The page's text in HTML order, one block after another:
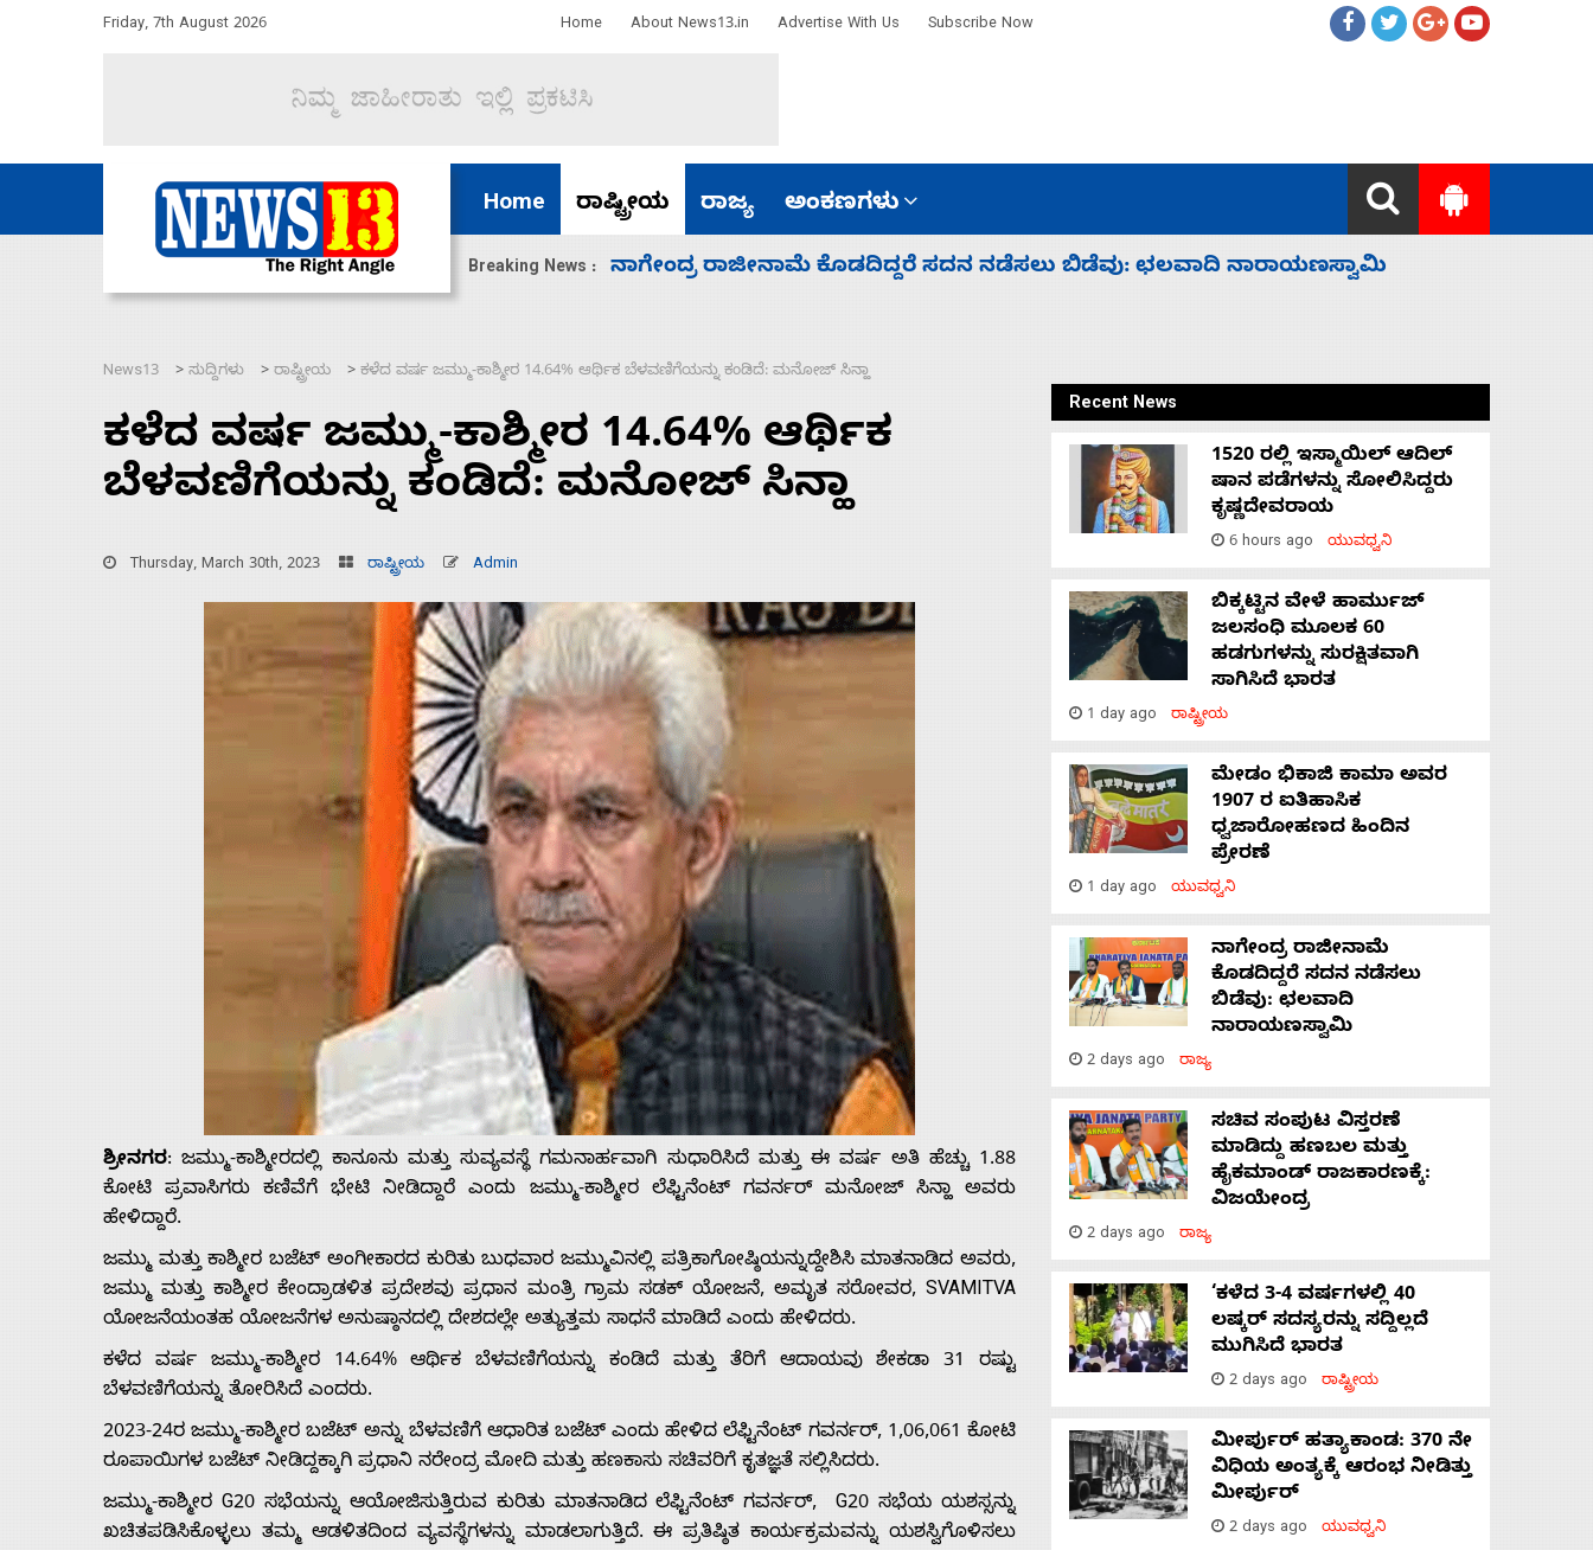
Friday, 7th August 2026 Home About News13.in Advertise With Us Subscribe Now
Home ರಾಷ್ಟ್ರೀಯ ರಾಜ್ಯ ಅಂಕಣಗಳು
Breaking News :
ಸದನ ನಡೆಸಲು ಬಿಡೆವು: ಛಲವಾದಿ ನಾರಾಯಣಸ್ವಾಮಿ ಸಚಿವ ಸಂಪುಟ ವಿಸ್ತರಣೆ ಮಾಡಿದ್ದು ಹಣಬಲ ಮತ್ತು ಹೈಕಮಾಂಡ್ ರಾಜಕಾರಣಕ್ಕೆ: ವಿಜಯೇಂದ್ರ
Advertise
Contact
News13 > ಸುದ್ದಿಗಳು > ರಾಷ್ಟ್ರೀಯ > ಕಳೆದ ವರ್ಷ ಜಮ್ಮು-ಕಾಶ್ಮೀರ 14.64% ಆರ್ಥಿಕ ಬೆಳವಣಿಗೆಯನ್ನು ಕಂಡಿದೆ: ಮನೋಜ್‌ ಸಿನ್ಹಾ
ಕಳೆದ ವರ್ಷ ಜಮ್ಮು-ಕಾಶ್ಮೀರ 14.64% ಆರ್ಥಿಕ
ಬೆಳವಣಿಗೆಯನ್ನು ಕಂಡಿದೆ: ಮನೋಜ್‌ ಸಿನ್ಹಾ
Thursday, March 30th, 2023 ರಾಷ್ಟ್ರೀಯ Admin
ಶ್ರೀನಗರ: ಜಮ್ಮು-ಕಾಶ್ಮೀರದಲ್ಲಿ ಕಾನೂನು ಮತ್ತು ಸುವ್ಯವಸ್ಥೆ ಗಮನಾರ್ಹವಾಗಿ ಸುಧಾರಿಸಿದೆ ಮತ್ತು ಈ ವರ್ಷ ಅತಿ ಹೆಚ್ಚು 1.88
ಕೋಟಿ ಪ್ರವಾಸಿಗರು ಕಣಿವೆಗೆ ಭೇಟಿ ನೀಡಿದ್ದಾರೆ ಎಂದು ಜಮ್ಮು-ಕಾಶ್ಮೀರ ಲೆಫ್ಟಿನೆಂಟ್‌ ಗವರ್ನರ್‌ ಮನೋಜ್‌ ಸಿನ್ಹಾ ಅವರು
ಹೇಳಿದ್ದಾರೆ.
ಜಮ್ಮು ಮತ್ತು ಕಾಶ್ಮೀರ ಬಜೆಟ್ ಅಂಗೀಕಾರದ ಕುರಿತು ಬುಧವಾರ ಜಮ್ಮುವಿನಲ್ಲಿ ಪತ್ರಿಕಾಗೋಷ್ಠಿಯನ್ನುದ್ದೇಶಿಸಿ ಮಾತನಾಡಿದ ಅವರು,
ಜಮ್ಮು ಮತ್ತು ಕಾಶ್ಮೀರ ಕೇಂದ್ರಾಡಳಿತ ಪ್ರದೇಶವು ಪ್ರಧಾನ ಮಂತ್ರಿ ಗ್ರಾಮ ಸಡಕ್ ಯೋಜನೆ, ಅಮೃತ ಸರೋವರ, SVAMITVA
ಯೋಜನೆಯಂತಹ ಯೋಜನೆಗಳ ಅನುಷ್ಠಾನದಲ್ಲಿ ದೇಶದಲ್ಲೇ ಅತ್ಯುತ್ತಮ ಸಾಧನೆ ಮಾಡಿದೆ ಎಂದು ಹೇಳಿದರು.
ಕಳೆದ ವರ್ಷ ಜಮ್ಮು-ಕಾಶ್ಮೀರ 14.64% ಆರ್ಥಿಕ ಬೆಳವಣಿಗೆಯನ್ನು ಕಂಡಿದೆ ಮತ್ತು ತೆರಿಗೆ ಆದಾಯವು ಶೇಕಡಾ 31 ರಷ್ಟು
ಬೆಳವಣಿಗೆಯನ್ನು ತೋರಿಸಿದೆ ಎಂದರು.
2023-24ರ ಜಮ್ಮು-ಕಾಶ್ಮೀರ ಬಜೆಟ್ ಅನ್ನು ಬೆಳವಣಿಗೆ ಆಧಾರಿತ ಬಜೆಟ್ ಎಂದು ಹೇಳಿದ ಲೆಫ್ಟಿನೆಂಟ್ ಗವರ್ನರ್, 1,06,061 ಕೋಟಿ
ರೂಪಾಯಿಗಳ ಬಜೆಟ್ ನೀಡಿದ್ದಕ್ಕಾಗಿ ಪ್ರಧಾನಿ ನರೇಂದ್ರ ಮೋದಿ ಮತ್ತು ಹಣಕಾಸು ಸಚಿವರಿಗೆ ಕೃತಜ್ಞತೆ ಸಲ್ಲಿಸಿದರು.
ಜಮ್ಮು-ಕಾಶ್ಮೀರ G20 ಸಭೆಯನ್ನು ಆಯೋಜಿಸುತ್ತಿರುವ ಕುರಿತು ಮಾತನಾಡಿದ ಲೆಫ್ಟಿನೆಂಟ್ ಗವರ್ನರ್, G20 ಸಭೆಯ ಯಶಸ್ಸನ್ನು
ಖಚಿತಪಡಿಸಿಕೊಳ್ಳಲು ತಮ್ಮ ಆಡಳಿತದಿಂದ ವ್ಯವಸ್ಥೆಗಳನ್ನು ಮಾಡಲಾಗುತ್ತಿದೆ. ಈ ಪ್ರತಿಷ್ಠಿತ ಕಾರ್ಯಕ್ರಮವನ್ನು ಯಶಸ್ವಿಗೊಳಿಸಲು
Recent News
1520 ರಲ್ಲಿ ಇಸ್ಮಾಯಿಲ್ ಆದಿಲ್
ಷಾನ ಪಡೆಗಳನ್ನು ಸೋಲಿಸಿದ್ದರು
ಕೃಷ್ಣದೇವರಾಯ
6 hours ago ಯುವಧ್ವನಿ
ಬಿಕ್ಕಟ್ಟಿನ ವೇಳೆ ಹಾರ್ಮುಜ್
ಜಲಸಂಧಿ ಮೂಲಕ 60
ಹಡಗುಗಳನ್ನು ಸುರಕ್ಷಿತವಾಗಿ
ಸಾಗಿಸಿದೆ ಭಾರತ
1 day ago ರಾಷ್ಟ್ರೀಯ
ಮೇಡಂ ಭಿಕಾಜಿ ಕಾಮಾ ಅವರ
1907 ರ ಐತಿಹಾಸಿಕ
ಧ್ವಜಾರೋಹಣದ ಹಿಂದಿನ
ಪ್ರೇರಣೆ
1 day ago ಯುವಧ್ವನಿ
ನಾಗೇಂದ್ರ ರಾಜೀನಾಮೆ
ಕೊಡದಿದ್ದರೆ ಸದನ ನಡೆಸಲು
ಬಿಡೆವು: ಛಲವಾದಿ
ನಾರಾಯಣಸ್ವಾಮಿ
2 days ago ರಾಜ್ಯ
ಸಚಿವ ಸಂಪುಟ ವಿಸ್ತರಣೆ
ಮಾಡಿದ್ದು ಹಣಬಲ ಮತ್ತು
ಹೈಕಮಾಂಡ್ ರಾಜಕಾರಣಕ್ಕೆ:
ವಿಜಯೇಂದ್ರ
2 days ago ರಾಜ್ಯ
‘ಕಳೆದ 3-4 ವರ್ಷಗಳಲ್ಲಿ 40
ಲಷ್ಕರ್ ಸದಸ್ಯರನ್ನು ಸದ್ದಿಲ್ಲದೆ
ಮುಗಿಸಿದೆ ಭಾರತ
2 days ago ರಾಷ್ಟ್ರೀಯ
ಮೀರ್ಪುರ್ ಹತ್ಯಾಕಾಂಡ: 370 ನೇ
ವಿಧಿಯ ಅಂತ್ಯಕ್ಕೆ ಆರಂಭ ನೀಡಿತ್ತು
ಮೀರ್ಪುರ್
2 days ago ಯುವಧ್ವನಿ